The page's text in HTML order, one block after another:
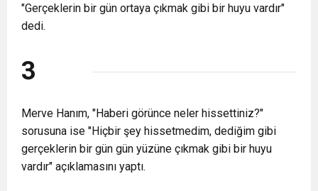
"Gerçeklerin bir gün ortaya çıkmak gibi bir huyu vardır"
dedi.
3
Merve Hanım, "Haberi görünce neler hissettiniz?"
sorusuna ise "Hiçbir şey hissetmedim, dediğim gibi
gerçeklerin bir gün gün yüzüne çıkmak gibi bir huyu
vardır" açıklamasını yaptı.